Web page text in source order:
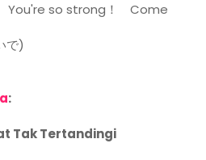
You're so strong！ Come
で)
:
Tak Tertandingi